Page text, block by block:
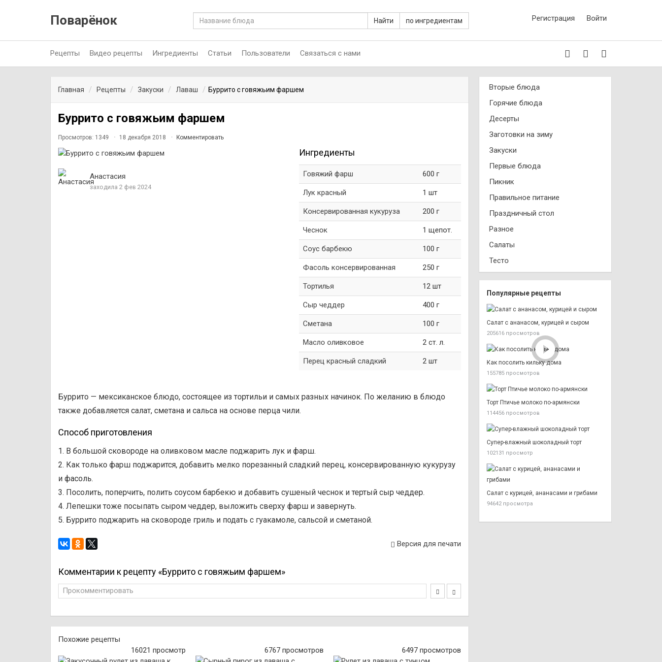
Поварёнок Найти по ингредиентам Регистрация Войти
Рецепты Видео рецепты Ингредиенты Статьи Пользователи Связаться с нами
Главная Рецепты Закуски Лаваш Буррито с говяжьим фаршем
Буррито с говяжьим фаршем
Просмотров: 1349 18 декабря 2018 Комментировать
Анастасия
заходила 2 фев 2024
Ингредиенты
Говяжий фарш 600 г
Лук красный 1 шт
Консервированная кукуруза 200 г
Чеснок 1 щепот.
Соус барбекю 100 г
Фасоль консервированная 250 г
Тортилья 12 шт
Сыр чеддер 400 г
Сметана 100 г
Масло оливковое 2 ст. л.
Перец красный сладкий 2 шт
Буррито — мексиканское блюдо, состоящее из тортильи и самых разных начинок. По желанию в блюдо
также добавляется салат, сметана и сальса на основе перца чили.
Способ приготовления
1. В большой сковороде на оливковом масле поджарить лук и фарш.
2. Как только фарш поджарится, добавить мелко порезанный сладкий перец, консервированную кукурузу
и фасоль.
3. Посолить, поперчить, полить соусом барбекю и добавить сушеный чеснок и тертый сыр чеддер.
4. Лепешки тоже посыпать сыром чеддер, выложить сверху фарш и завернуть.
5. Буррито поджарить на сковороде гриль и подать с гуакамоле, сальсой и сметаной.
Версия для печати
Комментарии к рецепту «Буррито с говяжьим фаршем»
Прокомментировать
Похожие рецепты
16021 просмотр
6767 просмотров 6497 просмотров
Вторые блюда
Горячие блюда
Десерты
Заготовки на зиму
Закуски
Первые блюда
Пикник
Правильное питание
Праздничный стол
Разное
Салаты
Тесто
Популярные рецепты
Салат с ананасом, курицей и сыром
205616 просмотров
Как посолить кильку дома
155785 просмотров
Торт Птичье молоко по-армянски
114456 просмотров
Супер-влажный шоколадный торт
102131 просмотр
Салат с курицей, ананасами и грибами
94642 просмотра